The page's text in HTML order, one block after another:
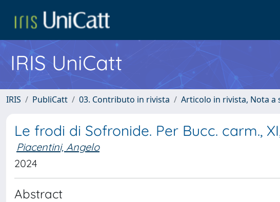
IRIS UniCatt
IRIS PubliCatt 03. Contributo in rivista Articolo in rivista, Nota a
Le frodi di Sofronide. Per Bucc. carm.,
Piacentini, Angelo
2024
Abstract